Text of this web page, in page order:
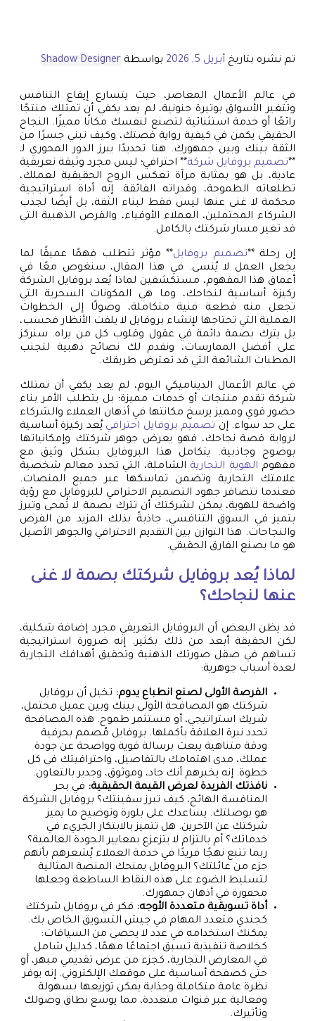
تم نشره بتاريخ أبريل 5, 2026 بواسطة Shadow Designer
في عالم الأعمال المعاصر، حيث يتسارع إيقاع التنافس
وتتغير الأسواق بوتيرة جنونية، لم يعد يكفي أن تمتلك منتجًا
رائعًا أو خدمة استثنائية لتصنع لنفسك مكانًا مميزًا. النجاح
الحقيقي يكمن في كيفية رواية قصتك، وكيف تبني جسرًا من
الثقة بينك وبين جمهورك. هنا تحديدًا يبرز الدور المحوري لـ
**تصميم بروفايل شركة** احترافي؛ ليس مجرد وثيقة تعريفية
عادية، بل هو بمثابة مرآة تعكس الروح الحقيقية لعملك،
تطلعاته الطموحة، وقدراته الفائقة. إنه أداة استراتيجية
محكمة لا غنى عنها ليس فقط لبناء الثقة، بل أيضًا لجذب
الشركاء المحتملين، العملاء الأوفياء، والفرص الذهبية التي
قد تغير مسار شركتك بالكامل.
إن رحلة **تصميم بروفايل** مؤثر تتطلب فهمًا عميقًا لما
يجعل العمل لا يُنسى. في هذا المقال، سنغوص معًا في
أعماق هذا المفهوم، مستكشفين لماذا يُعد بروفايل الشركة
ركيزة أساسية لنجاحك، وما هي المكونات السحرية التي
تجعل منه قطعة فنية متكاملة، وصولًا إلى الخطوات
العملية التي تحتاجها لإنشاء بروفايل لا يلفت الأنظار فحسب،
بل يترك بصمة دائمة في عقول وقلوب كل من يراه. سنركز
على أفضل الممارسات، ونقدم لك نصائح ذهبية لتجنب
المطبات الشائعة التي قد تعترض طريقك.
في عالم الأعمال الديناميكي اليوم، لم يعد يكفي أن تمتلك
شركة تقدم منتجات أو خدمات مميزة؛ بل يتطلب الأمر بناء
حضور قوي ومميز يرسخ مكانتها في أذهان العملاء والشركاء
على حد سواء. إن تصميم بروفايل احترافي يُعد ركيزة أساسية
لرواية قصة نجاحك، فهو يعرض جوهر شركتك وإمكانياتها
بوضوح وجاذبية. يتكامل هذا البروفايل بشكل وثيق مع
مفهوم الهوية التجارية الشاملة، التي تحدد معالم شخصية
علامتك التجارية وتضمن تماسكها عبر جميع المنصات.
فعندما تتضافر جهود التصميم الاحترافي للبروفايل مع رؤية
واضحة للهوية، يمكن لشركتك أن تترك بصمة لا تُمحى وتبرز
بتميز في السوق التنافسي، جاذبةً بذلك المزيد من الفرص
والنجاحات. هذا التوازن بين التقديم الاحترافي والجوهر الأصيل
هو ما يصنع الفارق الحقيقي.
لماذا يُعد بروفايل شركتك بصمة لا غنى
عنها لنجاحك؟
قد يظن البعض أن البروفايل التعريفي مجرد إضافة شكلية،
لكن الحقيقة أبعد من ذلك بكثير. إنه ضرورة استراتيجية
تساهم في صقل صورتك الذهنية وتحقيق أهدافك التجارية
لعدة أسباب جوهرية:
الفرصة الأولى لصنع انطباع يدوم: تخيل أن بروفايل
شركتك هو المصافحة الأولى بينك وبين عميل محتمل،
شريك استراتيجي، أو مستثمر طموح. هذه المصافحة
تحدد نبرة العلاقة بأكملها. بروفايل مُصمم بحرفية
ودقة متناهية يبعث برسالة قوية وواضحة عن جودة
عملك، مدى اهتمامك بالتفاصيل، واحترافيتك في كل
خطوة. إنه يخبرهم أنك جاد، وموثوق، وجدير بالتعاون.
نافذتك الفريدة لعرض القيمة الحقيقية: في بحر
المنافسة الهائج، كيف تبرز سفينتك؟ بروفايل الشركة
هو بوصلتك. يساعدك على بلورة وتوضيح ما يميز
شركتك عن الآخرين. هل تتميز بالابتكار الجريء في
خدماتك؟ أم بالتزام لا يتزعزع بمعايير الجودة العالمية؟
ربما تتبع نهجًا فريدًا في خدمة العملاء يُشعرهم بأنهم
جزء من عائلتك؟ البروفايل يمنحك المنصة المثالية
لتسليط الضوء على هذه النقاط الساطعة وجعلها
محفورة في أذهان جمهورك.
أداة تسويقية متعددة الأوجه: فكر في بروفايل شركتك
كجندي متعدد المهام في جيش التسويق الخاص بك.
يمكنك استخدامه في عدد لا يحصى من السياقات:
كخلاصة تنفيذية تسبق اجتماعًا مهمًا، كدليل شامل
في المعارض التجارية، كجزء من عرض تقديمي مبهر، أو
حتى كصفحة أساسية على موقعك الإلكتروني. إنه يوفر
نظرة عامة متكاملة وجذابة يمكن توزيعها بسهولة
وفعالية عبر قنوات متعددة، مما يوسع نطاق وصولك
وتأثيرك.